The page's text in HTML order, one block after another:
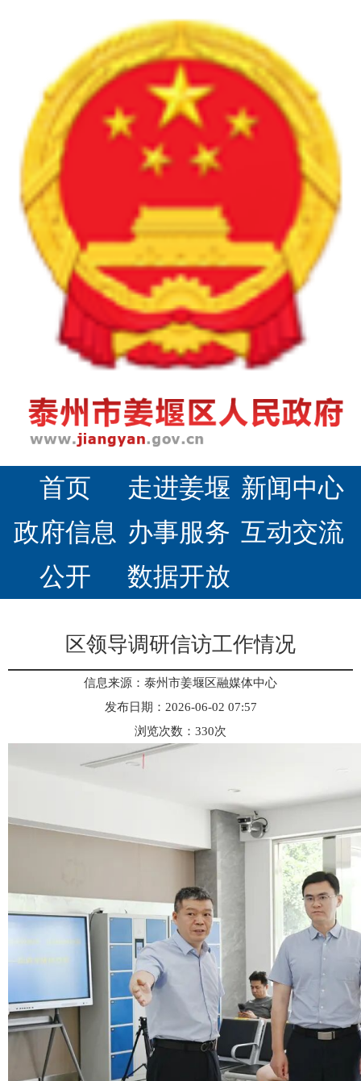
首页 走进姜堰 新闻中心
政府信息
公开
办事服务 互动交流
数据开放
区领导调研信访工作情况
信息来源：泰州市姜堰区融媒体中心
发布日期：2026-06-02 07:57
浏览次数： 330次